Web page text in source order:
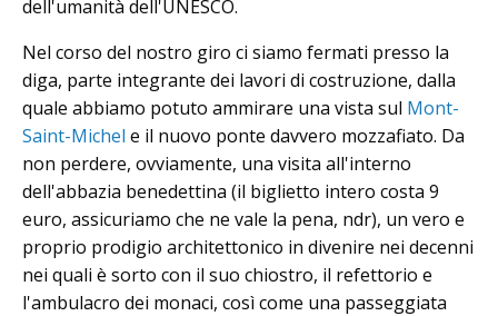
dell'umanità dell'UNESCO.
Nel corso del nostro giro ci siamo fermati presso la
diga, parte integrante dei lavori di costruzione, dalla
quale abbiamo potuto ammirare una vista sul Mont-
Saint-Michel e il nuovo ponte davvero mozzafiato. Da
non perdere, ovviamente, una visita all'interno
dell'abbazia benedettina (il biglietto intero costa 9
euro, assicuriamo che ne vale la pena, ndr), un vero e
proprio prodigio architettonico in divenire nei decenni
nei quali è sorto con il suo chiostro, il refettorio e
l'ambulacro dei monaci, così come una passeggiata